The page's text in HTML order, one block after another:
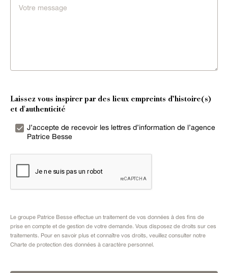
Laissez vous inspirer par des lieux empreints d’histoire(s)
et d'authenticité
J’accepte de recevoir les lettres d’information de l’agence
Patrice Besse
Le groupe Patrice Besse effectue un traitement de vos données à des fins de
prise en compte et de gestion de votre demande. Vous disposez de droits sur ces
traitements. Pour en savoir plus et connaître vos droits, veuillez consulter notre
Charte de protection des données à caractère personnel .